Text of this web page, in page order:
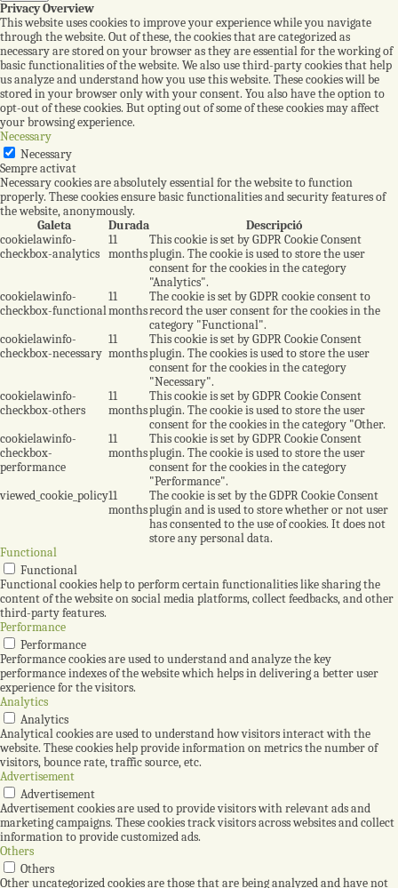
Privacy Overview
This website uses cookies to improve your experience while you navigate
through the website. Out of these, the cookies that are categorized as
necessary are stored on your browser as they are essential for the working of
basic functionalities of the website. We also use third-party cookies that help
us analyze and understand how you use this website. These cookies will be
stored in your browser only with your consent. You also have the option to
opt-out of these cookies. But opting out of some of these cookies may affect
your browsing experience.
Necessary
Necessary
Sempre activat
Necessary cookies are absolutely essential for the website to function
properly. These cookies ensure basic functionalities and security features of
the website, anonymously.
Galeta
Durada
Descripció
cookielawinfo-
checkbox-analytics
11
months
This cookie is set by GDPR Cookie Consent
plugin. The cookie is used to store the user
consent for the cookies in the category
"Analytics".
cookielawinfo-
checkbox-functional
11
months
The cookie is set by GDPR cookie consent to
record the user consent for the cookies in the
category "Functional".
cookielawinfo-
checkbox-necessary
11
months
This cookie is set by GDPR Cookie Consent
plugin. The cookies is used to store the user
consent for the cookies in the category
"Necessary".
cookielawinfo-
checkbox-others
11
months
This cookie is set by GDPR Cookie Consent
plugin. The cookie is used to store the user
consent for the cookies in the category "Other.
cookielawinfo-
checkbox-
performance
11
months
This cookie is set by GDPR Cookie Consent
plugin. The cookie is used to store the user
consent for the cookies in the category
"Performance".
viewed_cookie_policy11
months
The cookie is set by the GDPR Cookie Consent
plugin and is used to store whether or not user
has consented to the use of cookies. It does not
store any personal data.
Functional
Functional
Functional cookies help to perform certain functionalities like sharing the
content of the website on social media platforms, collect feedbacks, and other
third-party features.
Performance
Performance
Performance cookies are used to understand and analyze the key
performance indexes of the website which helps in delivering a better user
experience for the visitors.
Analytics
Analytics
Analytical cookies are used to understand how visitors interact with the
website. These cookies help provide information on metrics the number of
visitors, bounce rate, traffic source, etc.
Advertisement
Advertisement
Advertisement cookies are used to provide visitors with relevant ads and
marketing campaigns. These cookies track visitors across websites and collect
information to provide customized ads.
Others
Others
Other uncategorized cookies are those that are being analyzed and have not